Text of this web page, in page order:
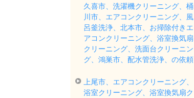
久喜市、洗濯機クリーニング、桶
川市、エアコンクリーニング、風
呂釜洗浄、北本市、お掃除付きエ
アコンクリーニング、浴室換気扇
クリーニング、洗面台クリーニン
グ、鴻巣市、配水管洗浄、の依頼
上尾市、エアコンクリーニング、
浴室クリーニング、浴室換気扇ク